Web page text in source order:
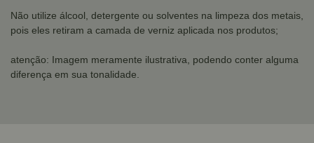
Não utilize álcool, detergente ou solventes na limpeza dos metais,
pois eles retiram a camada de verniz aplicada nos produtos;
atenção: Imagem meramente ilustrativa, podendo conter alguma
diferença em sua tonalidade.